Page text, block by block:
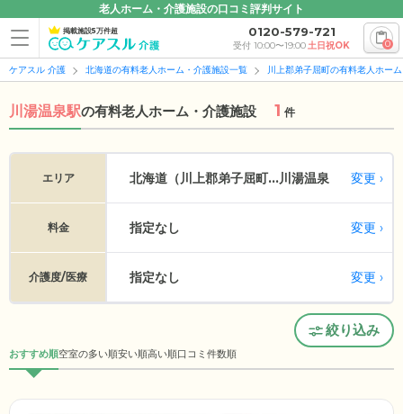
老人ホーム・介護施設の口コミ評判サイト
掲載施設5万件超 0120-579-721
受付 10:00〜19:00土日祝OK 0
ケアスル 介護 北海道の有料老人ホーム・介護施設一覧 川上郡弟子屈町の有料老人ホー
川湯温泉駅の有料老人ホーム・介護施設 1 件
エリア 北海道（川上郡弟子屈町...川湯温泉 変更
料金 指定なし 変更
介護度/医療 指定なし 変更
絞り込み
おすすめ順空室の多い順安い順高い順口コミ件数順